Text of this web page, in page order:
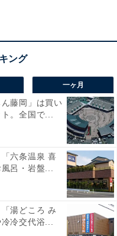
45分
ます
一ヶ月
藤岡」は買い
。全国で...
「六条温泉 喜
呂・岩盤...
「湯どころ み
冷交代浴...